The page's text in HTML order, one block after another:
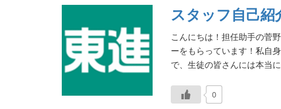
スタッフ自己
こんにちは！担任助手の菅
ーをもらっています！私自
で、生徒の皆さんには本当
0